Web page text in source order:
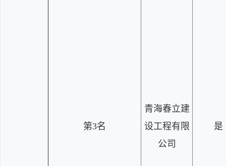
第3名
青海春立建
设工程有限
公司
是